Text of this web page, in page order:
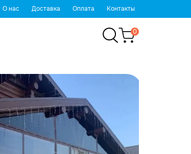
О нас Доставка Оплата Контакты
0